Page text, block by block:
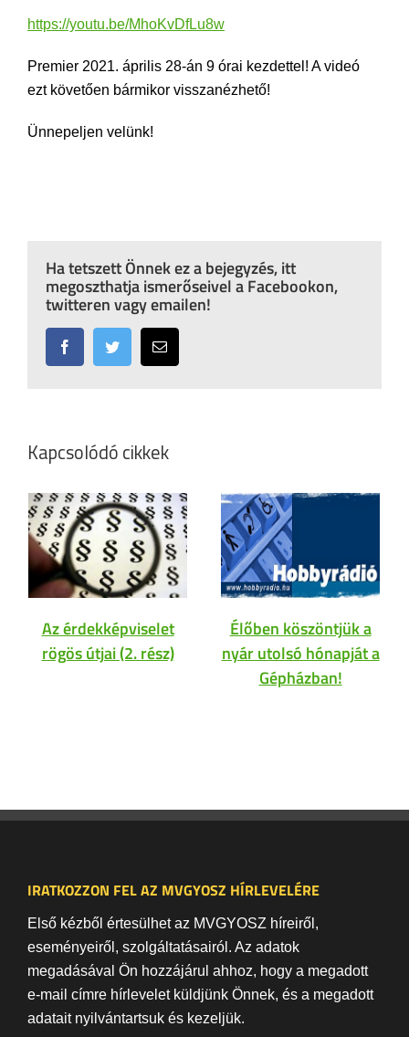
https://youtu.be/MhoKvDfLu8w
Premier 2021. április 28-án 9 órai kezdettel! A videó
ezt követően bármikor visszanézhető!
Ünnepeljen velünk!
Ha tetszett Önnek ez a bejegyzés, itt
megoszthatja ismerőseivel a Facebookon,
twitteren vagy emailen!
FacebookTwitter Email:
Kapcsolódó cikkek
Az érdekképviselet
rögös útjai (2. rész)
Élőben köszöntjük a
nyár utolsó hónapját a
Gépházban!
IRATKOZZON FEL AZ MVGYOSZ HÍRLEVELÉRE
Első kézből értesülhet az MVGYOSZ híreiről,
eseményeiről, szolgáltatásairól. Az adatok
megadásával Ön hozzájárul ahhoz, hogy a megadott
e-mail címre hírlevelet küldjünk Önnek, és a megadott
adatait nyilvántartsuk és kezeljük.